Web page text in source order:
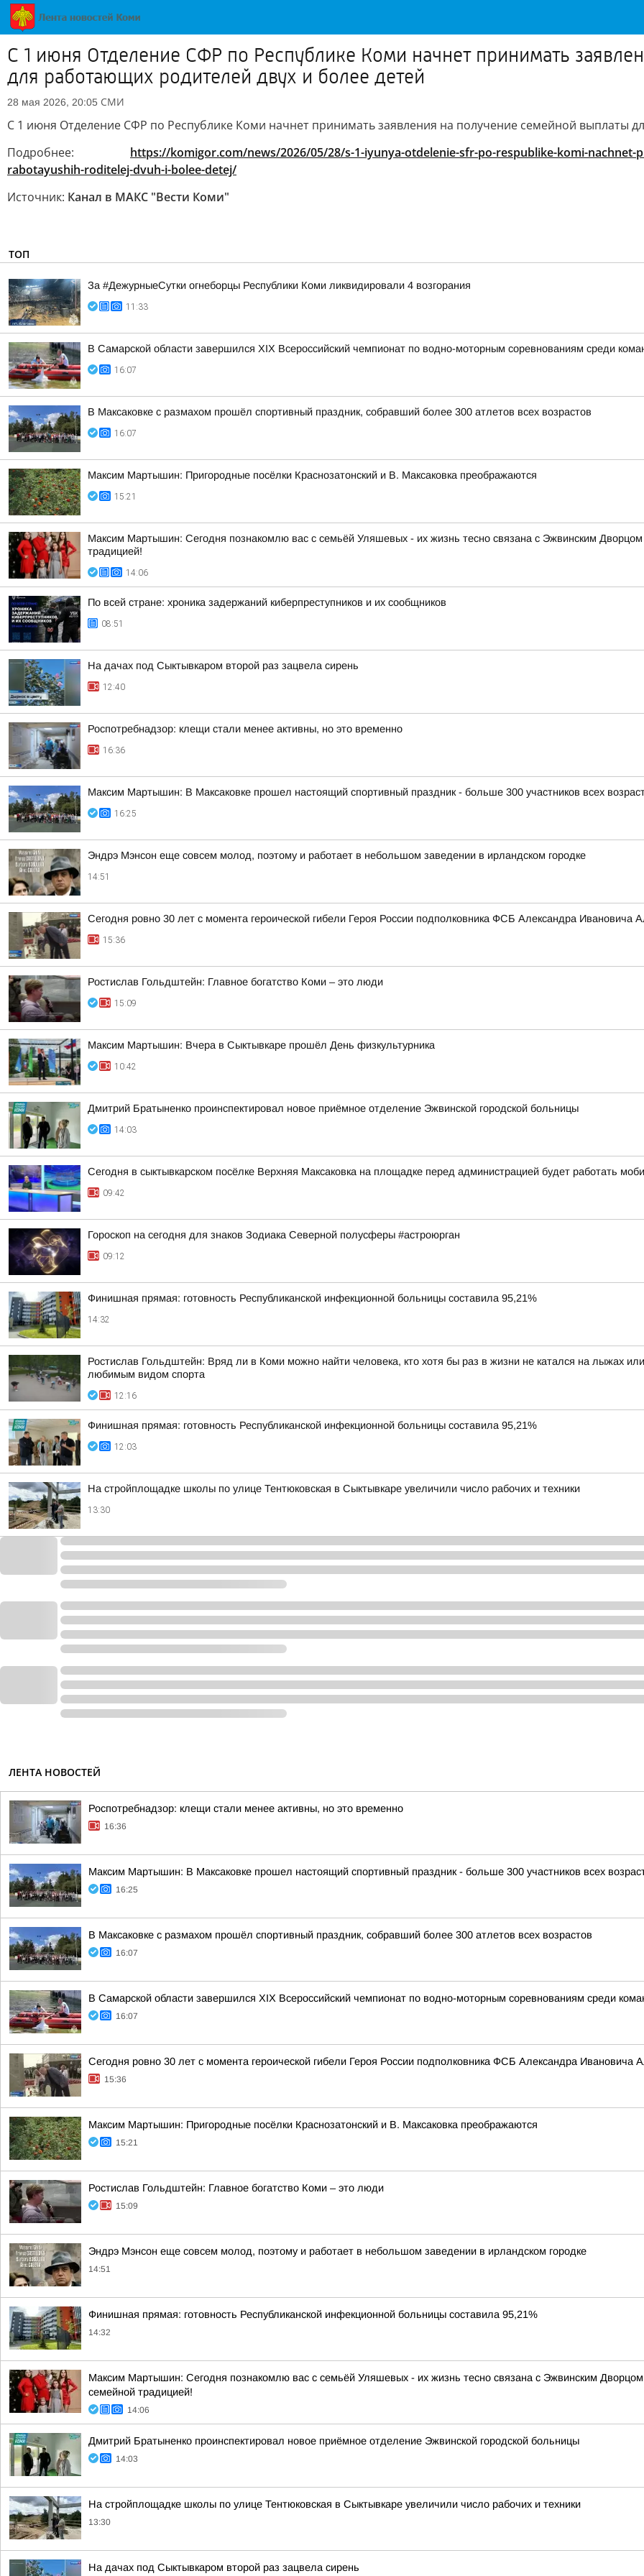
С 1 июня Отделение СФР по Республике Коми начнет принимать
для работающих родителей двух и более детей
28 мая 2026, 20:05 СМИ
С 1 июня Отделение СФР по Республике Коми начнет принимать заявления на получение семейной выплаты
Подробнее: https://komigor.com/news/2026/05/28/s-1-iyunya-otdelenie-sfr-po-respublike-komi-
rabotayushih-roditelej-dvuh-i-bolee-detej/
Источник: Канал в МАКС "Вести Коми"
ТОП
За #ДежурныеСутки огнеборцы Республики Коми ликвидировали 4 возгорания
11:33
В Самарской области завершился XIХ Всероссийский чемпионат по водно-моторным соревнованиям среди
16:07
В Максаковке с размахом прошёл спортивный праздник, собравший более 300 атлетов всех возрастов
16:07
Максим Мартышин: Пригородные посёлки Краснозатонский и В. Максаковка преображаются
15:21
Максим Мартышин: Сегодня познакомлю вас с семьёй Уляшевых - их жизнь тесно связана с Эжвинским
традицией!
14:06
По всей стране: хроника задержаний киберпреступников и их сообщников
08:51
На дачах под Сыктывкаром второй раз зацвела сирень
12:40
Роспотребнадзор: клещи стали менее активны, но это временно
16:36
Максим Мартышин: В Максаковке прошел настоящий спортивный праздник - больше 300 участников всех
16:25
Эндрэ Мэнсон еще совсем молод, поэтому и работает в небольшом заведении в ирландском городке
14:51
Сегодня ровно 30 лет с момента героической гибели Героя России подполковника ФСБ Александра Ивановича
15:36
Ростислав Гольдштейн: Главное богатство Коми – это люди
15:09
Максим Мартышин: Вчера в Сыктывкаре прошёл День физкультурника
10:42
Дмитрий Братыненко проинспектировал новое приёмное отделение Эжвинской городской больницы
14:03
Сегодня в сыктывкарском посёлке Верхняя Максаковка на площадке перед администрацией будет работать
09:42
Гороскоп на сегодня для знаков Зодиака Северной полусферы #астроюрган
09:12
Финишная прямая: готовность Республиканской инфекционной больницы составила 95,21%
14:32
Ростислав Гольдштейн: Вряд ли в Коми можно найти человека, кто хотя бы раз в жизни не катался на лыжах
любимым видом спорта
12:16
Финишная прямая: готовность Республиканской инфекционной больницы составила 95,21%
12:03
На стройплощадке школы по улице Тентюковская в Сыктывкаре увеличили число рабочих и техники
13:30
ЛЕНТА НОВОСТЕЙ
Роспотребнадзор: клещи стали менее активны, но это временно
16:36
Максим Мартышин: В Максаковке прошел настоящий спортивный праздник - больше 300 участников всех
16:25
В Максаковке с размахом прошёл спортивный праздник, собравший более 300 атлетов всех возрастов
16:07
В Самарской области завершился XIХ Всероссийский чемпионат по водно-моторным соревнованиям среди
16:07
Сегодня ровно 30 лет с момента героической гибели Героя России подполковника ФСБ Александра Ивановича
15:36
Максим Мартышин: Пригородные посёлки Краснозатонский и В. Максаковка преображаются
15:21
Ростислав Гольдштейн: Главное богатство Коми – это люди
15:09
Эндрэ Мэнсон еще совсем молод, поэтому и работает в небольшом заведении в ирландском городке
14:51
Финишная прямая: готовность Республиканской инфекционной больницы составила 95,21%
14:32
Максим Мартышин: Сегодня познакомлю вас с семьёй Уляшевых - их жизнь тесно связана с Эжвинским
семейной традицией!
14:06
Дмитрий Братыненко проинспектировал новое приёмное отделение Эжвинской городской больницы
14:03
На стройплощадке школы по улице Тентюковская в Сыктывкаре увеличили число рабочих и техники
13:30
На дачах под Сыктывкаром второй раз зацвела сирень